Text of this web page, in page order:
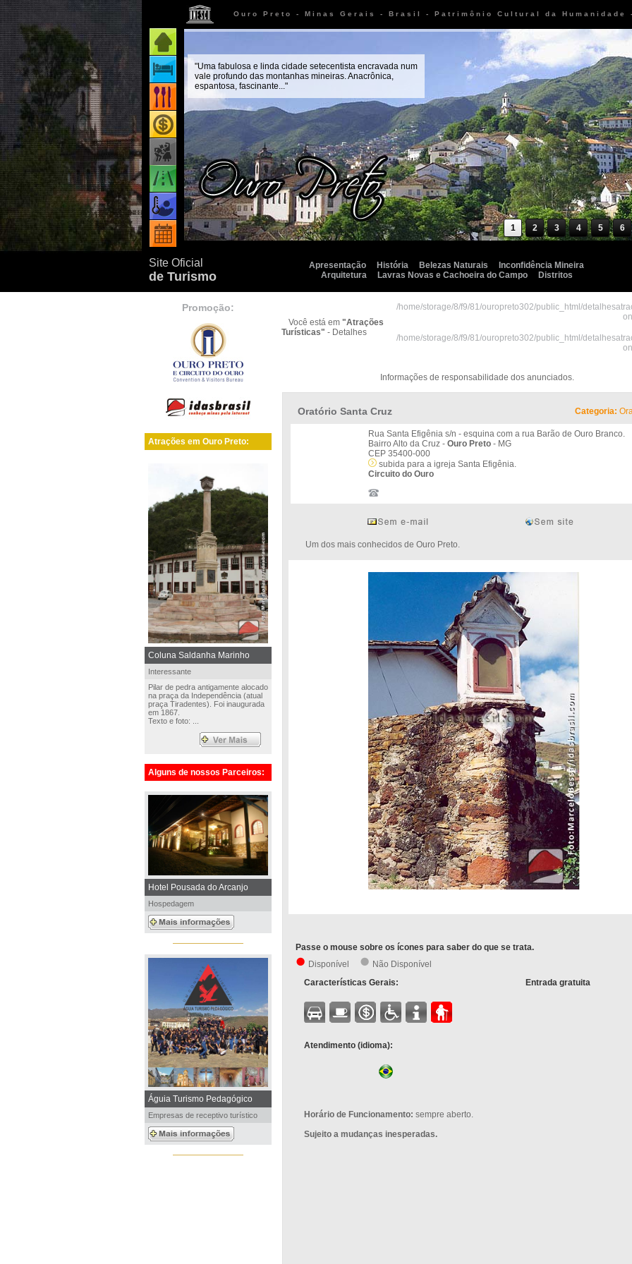
Ouro Preto - Minas Gerais - Brasil - Patrimônio Cultural da Humanidade
Página inicial
Onde ficar
Onde comer
Onde comprar
Como chegar
Quando ir
Eventos
"Uma fabulosa e linda cidade setecentista encravada num
vale profundo das montanhas mineiras. Anacrônica,
espantosa, fascinante..."
1 2 3 4 5 6
Site Oficial
de Turismo
Apresentação História Belezas Naturais
Inconfidência Mineira
Arquitetura
Lavras Novas e Cachoeira do Campo Distritos
Promoção:
Atrações em Ouro Preto:
Coluna Saldanha Marinho
Interessante
Pilar de pedra antigamente alocado
na praça da Independência (atual
praça Tiradentes). Foi inaugurada
em 1867.
Texto e foto: ...
Alguns de nossos Parceiros:
Hotel Pousada do Arcanjo
Hospedagem
Águia Turismo Pedagógico
Empresas de receptivo turístico
Você está em "Atrações
Turísticas" - Detalhes
/home/storage/8/f9/81/ouropreto302/public_html/
/home/storage/8/f9/81/ouropreto302/public_html/
Informações de responsabilidade dos anunciados.
Oratório Santa Cruz Categoria:
Rua Santa Efigênia s/n - esquina com a rua Barão de Ouro Branco.
Bairro Alto da Cruz - Ouro Preto- MG
CEP 35400-000
subida para a igreja Santa Efigênia.
Circuito do Ouro
Um dos mais conhecidos de Ouro Preto.
Passe o mouse sobre os ícones para saber do que se trata.
Disponível
Não Disponível
Características Gerais:
Atendimento (idioma):
Entrada gratuita
Horário de Funcionamento: sempre aberto.
Sujeito a mudanças inesperadas.